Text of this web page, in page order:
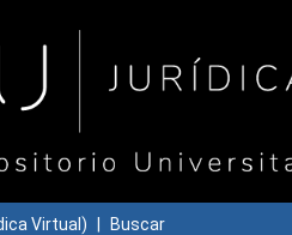
Virtual) Buscar